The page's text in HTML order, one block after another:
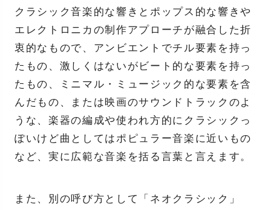
クラシック音楽的な響きとポップス的な響きや
エレクトロニカの制作アプローチが融合した折
衷的なもので、アンビエントでチル要素を持っ
たもの、激しくはないがビート的な要素を持っ
たもの、ミニマル・ミュージック的な要素を含
んだもの、または映画のサウンドトラックのよ
うな、楽器の編成や使われ方的にクラシックっ
ぽいけど曲としてはポピュラー音楽に近いもの
など、実に広範な音楽を括る言葉と言えます。
また、別の呼び方として「ネオクラシック」